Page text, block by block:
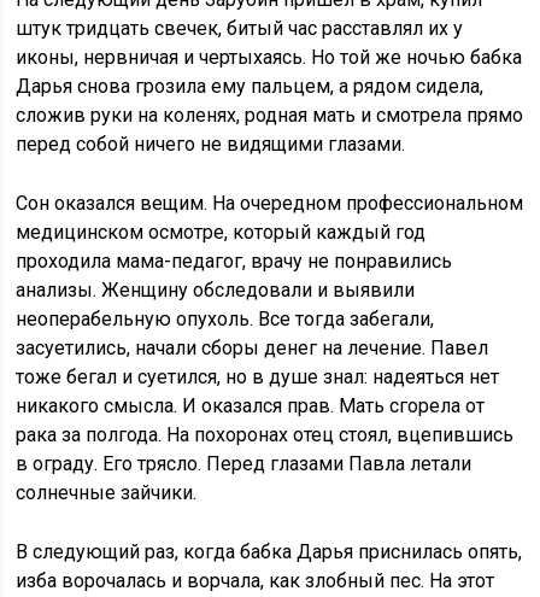
штук тридцать свечек, битый час расставлял их у
иконы, нервничая и чертыхаясь. Но той же ночью бабка
Дарья снова грозила ему пальцем, а рядом сидела,
сложив руки на коленях, родная мать и смотрела прямо
перед собой ничего не видящими глазами.
Сон оказался вещим. На очередном профессиональном
медицинском осмотре, который каждый год
проходила мама-педагог, врачу не понравились
анализы. Женщину обследовали и выявили
неоперабельную опухоль. Все тогда забегали,
засуетились, начали сборы денег на лечение. Павел
тоже бегал и суетился, но в душе знал: надеяться нет
никакого смысла. И оказался прав. Мать сгорела от
рака за полгода. На похоронах отец стоял, вцепившись
в ограду. Его трясло. Перед глазами Павла летали
солнечные зайчики.
В следующий раз, когда бабка Дарья приснилась опять,
изба ворочалась и ворчала, как злобный пес. На этот